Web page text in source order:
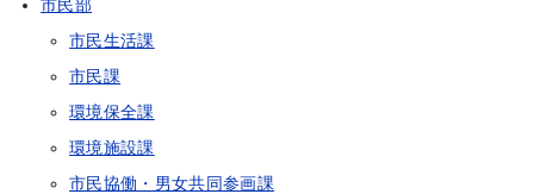
市民部
市民生活課
市民課
環境保全課
環境施設課
市民協働・男女共同参画課